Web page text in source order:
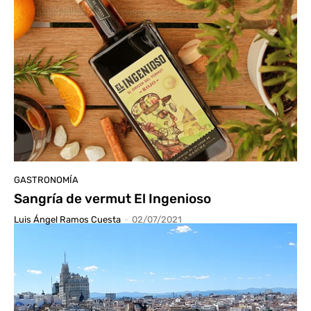
GASTRONOMÍA
Sangría de vermut El Ingenioso
Luis Ángel Ramos Cuesta - 02/07/2021